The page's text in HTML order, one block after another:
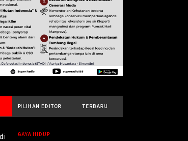
PILIHAN EDITOR TERBARU
GAYA HIDUP